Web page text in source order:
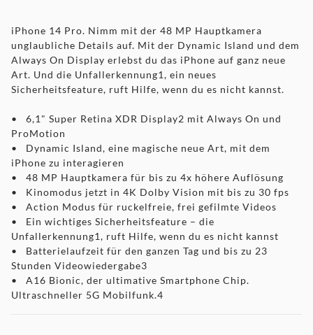
iPhone 14 Pro. Nimm mit der 48 MP Hauptkamera
unglaubliche Details auf. Mit der Dynamic Island und dem
Always On Display erlebst du das iPhone auf ganz neue
Art. Und die Unfallerkennung1, ein neues
Sicherheitsfeature, ruft Hilfe, wenn du es nicht kannst.
• 6,1" Super Retina XDR Display2 mit Always On und
ProMotion
• Dynamic Island, eine magische neue Art, mit dem
iPhone zu interagieren
• 48 MP Hauptkamera für bis zu 4x höhere Auflösung
• Kinomodus jetzt in 4K Dolby Vision mit bis zu 30 fps
• Action Modus für ruckelfreie, frei gefilmte Videos
• Ein wichtiges Sicherheitsfeature – die
Unfallerkennung1, ruft Hilfe, wenn du es nicht kannst
• Batterielaufzeit für den ganzen Tag und bis zu 23
Stunden Videowiedergabe3
• A16 Bionic, der ultimative Smartphone Chip.
Ultraschneller 5G Mobilfunk.4